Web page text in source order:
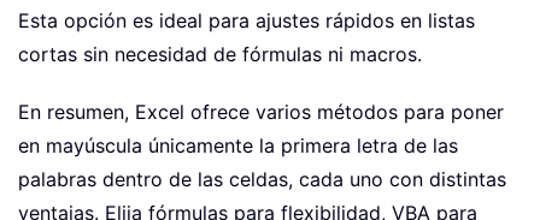
Esta opción es ideal para ajustes rápidos en listas
cortas sin necesidad de fórmulas ni macros.
En resumen, Excel ofrece varios métodos para poner
en mayúscula únicamente la primera letra de las
palabras dentro de las celdas, cada uno con distintas
ventajas. Elija fórmulas para flexibilidad, VBA para